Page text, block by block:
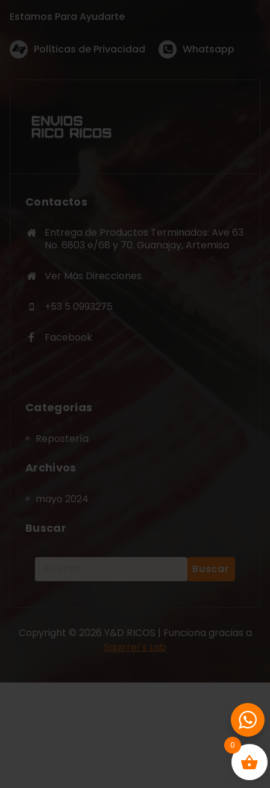
Estamos Para Ayudarte
Políticas de Privacidad Whatsapp
Contactos
Entrega de Productos Terminados: Ave 63
No. 6803 e/68 y 70. Guanajay, Artemisa
Ver Más Direcciones
+53 5 0993275
Facebook
Categorias
Repostería
Archivos
mayo 2024
Buscar
Copyright © 2026 Y&D RICOS | Funciona gracias a
Squirrel´s Lab
0